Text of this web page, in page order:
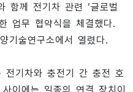
함께 전기차 관련 ‘글로벌
업무 협약식을 체결했다.
기술연구소에서 열렸다.
기차와 충전기 간 충전 호